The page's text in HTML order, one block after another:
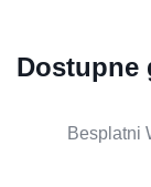
Dostupne
Besplatni